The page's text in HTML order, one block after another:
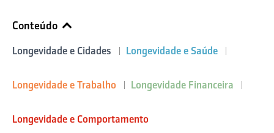
Conteúdo
Longevidade e Cidades Longevidade e Saúde
Longevidade e Trabalho Longevidade Financeira
Longevidade e Comportamento